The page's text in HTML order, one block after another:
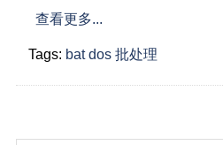
查看更多...
Tags: bat dos 批处理